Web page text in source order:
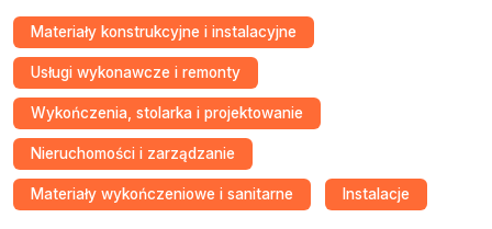
Materiały konstrukcyjne i instalacyjne
Usługi wykonawcze i remonty
Wykończenia, stolarka i projektowanie
Nieruchomości i zarządzanie
Materiały wykończeniowe i sanitarne Instalacje